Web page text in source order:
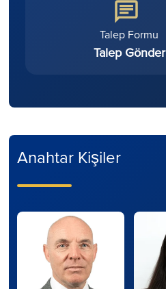
Talep Formu
Talep Gönder
Anahtar Kişiler